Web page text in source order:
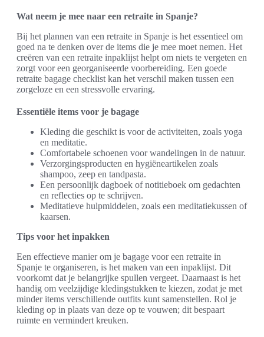
Wat neem je mee naar een retraite in Spanje?
Bij het plannen van een retraite in Spanje is het essentieel om
goed na te denken over de items die je mee moet nemen. Het
creëren van een retraite inpaklijst helpt om niets te vergeten en
zorgt voor een georganiseerde voorbereiding. Een goede
retraite bagage checklist kan het verschil maken tussen een
zorgeloze en een stressvolle ervaring.
Essentiële items voor je bagage
Kleding die geschikt is voor de activiteiten, zoals yoga
en meditatie.
Comfortabele schoenen voor wandelingen in de natuur.
Verzorgingsproducten en hygiëneartikelen zoals
shampoo, zeep en tandpasta.
Een persoonlijk dagboek of notitieboek om gedachten
en reflecties op te schrijven.
Meditatieve hulpmiddelen, zoals een meditatiekussen of
kaarsen.
Tips voor het inpakken
Een effectieve manier om je bagage voor een retraite in
Spanje te organiseren, is het maken van een inpaklijst. Dit
voorkomt dat je belangrijke spullen vergeet. Daarnaast is het
handig om veelzijdige kledingstukken te kiezen, zodat je met
minder items verschillende outfits kunt samenstellen. Rol je
kleding op in plaats van deze op te vouwen; dit bespaart
ruimte en vermindert kreuken.